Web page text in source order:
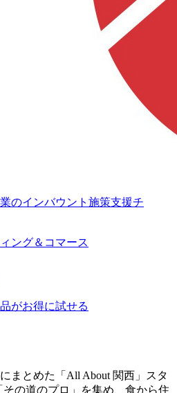
のインバウント施策支援チ
ング＆コマース
がお得に試せる
まとめた「All About 関西」スタ
の道のプロ」を集め、食から住